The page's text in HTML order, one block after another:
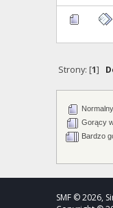
Strony: [1]
Gorący
Bardzo
SMF © 2026,